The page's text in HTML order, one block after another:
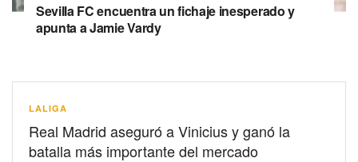
Sevilla FC encuentra un fichaje inesperado y
apunta a Jamie Vardy
LALIGA
Real Madrid aseguró a Vinicius y ganó la
batalla más importante del mercado